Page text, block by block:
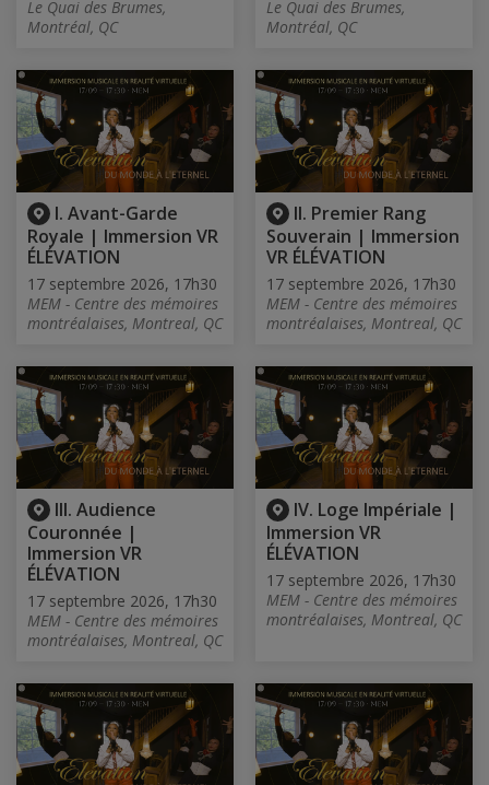
Le Quai des Brumes,
Montréal, QC
Le Quai des Brumes,
Montréal, QC
I. Avant-Garde
Royale | Immersion VR
ÉLÉVATION
17 septembre 2026, 17h30
MEM - Centre des mémoires
montréalaises, Montreal, QC
II. Premier Rang
Souverain | Immersion
VR ÉLÉVATION
17 septembre 2026, 17h30
MEM - Centre des mémoires
montréalaises, Montreal, QC
III. Audience
Couronnée |
Immersion VR
ÉLÉVATION
17 septembre 2026, 17h30
MEM - Centre des mémoires
montréalaises, Montreal, QC
IV. Loge Impériale |
Immersion VR
ÉLÉVATION
17 septembre 2026, 17h30
MEM - Centre des mémoires
montréalaises, Montreal, QC